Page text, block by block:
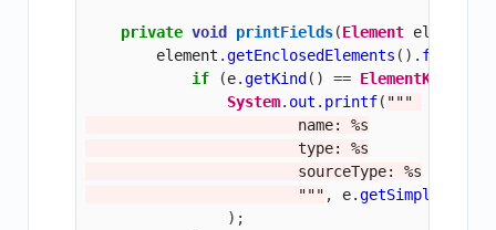
private void printFields(Element element
element .getEnclosedElements (). forEach
if
(e.getKind () == ElementKind
System. out . printf( """
                        name: %s
                        type: %s
                        sourceType: %s
                        """
, e.getSimpleName
);